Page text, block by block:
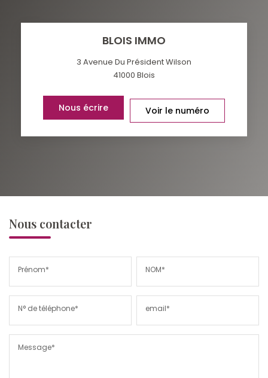
BLOIS IMMO
3 Avenue Du Président Wilson
41000 Blois
Nous écrire Voir le numéro
Nous contacter
Prénom* NOM*
N° de téléphone* email*
Message*